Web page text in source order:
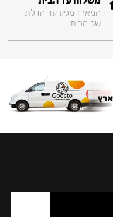
המארז מגיע עד הדלת
של הבית